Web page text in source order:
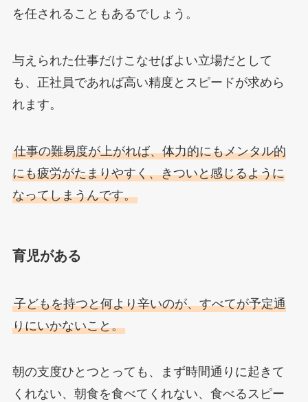
を任されることもあるでしょう。
与えられた仕事だけこなせばよい立場だとして
も、正社員であれば高い精度とスピードが求めら
れます。
仕事の難易度が上がれば、体力的にもメンタル的
にも疲労がたまりやすく、きついと感じるように
なってしまうんです。
育児がある
子どもを持つと何より辛いのが、すべてが予定通
りにいかないこと。
朝の支度ひとつとっても、まず時間通りに起きて
くれない、朝食を食べてくれない、食べるスピー